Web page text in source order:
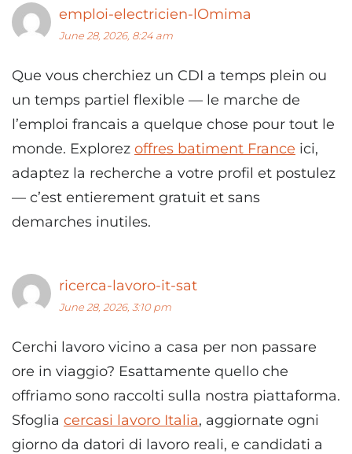
emploi-electricien-lOmima
June 28, 2026, 8:24 am
Que vous cherchiez un CDI a temps plein ou
un temps partiel flexible — le marche de
l’emploi francais a quelque chose pour tout le
monde. Explorez offres batiment France ici,
adaptez la recherche a votre profil et postulez
— c’est entierement gratuit et sans
demarches inutiles.
ricerca-lavoro-it-sat
June 28, 2026, 3:10 pm
Cerchi lavoro vicino a casa per non passare
ore in viaggio? Esattamente quello che
offriamo sono raccolti sulla nostra piattaforma.
Sfoglia cercasi lavoro Italia, aggiornate ogni
giorno da datori di lavoro reali, e candidati a